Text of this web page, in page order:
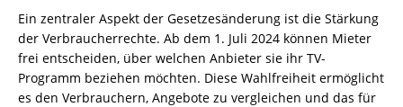
Ein zentraler Aspekt der Gesetzesänderung ist die Stärkung
der Verbraucherrechte. Ab dem 1. Juli 2024 können Mieter
frei entscheiden, über welchen Anbieter sie ihr TV-
Programm beziehen möchten. Diese Wahlfreiheit ermöglicht
es den Verbrauchern, Angebote zu vergleichen und das für